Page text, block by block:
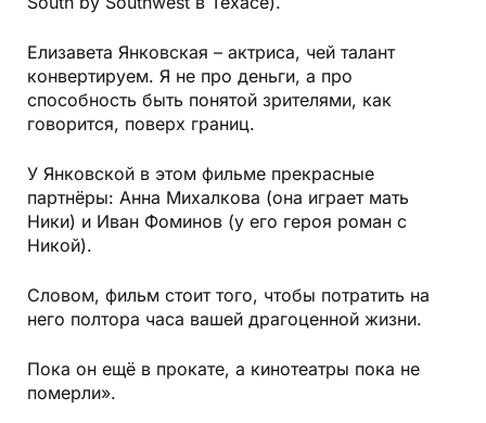
Елизавета Янковская – актриса, чей талант
конвертируем. Я не про деньги, а про
способность быть понятой зрителями, как
говорится, поверх границ.
У Янковской в этом фильме прекрасные
партнёры: Анна Михалкова (она играет мать
Ники) и Иван Фоминов (у его героя роман с
Никой).
Словом, фильм стоит того, чтобы потратить на
него полтора часа вашей драгоценной жизни.
Пока он ещё в прокате, а кинотеатры пока не
померли».